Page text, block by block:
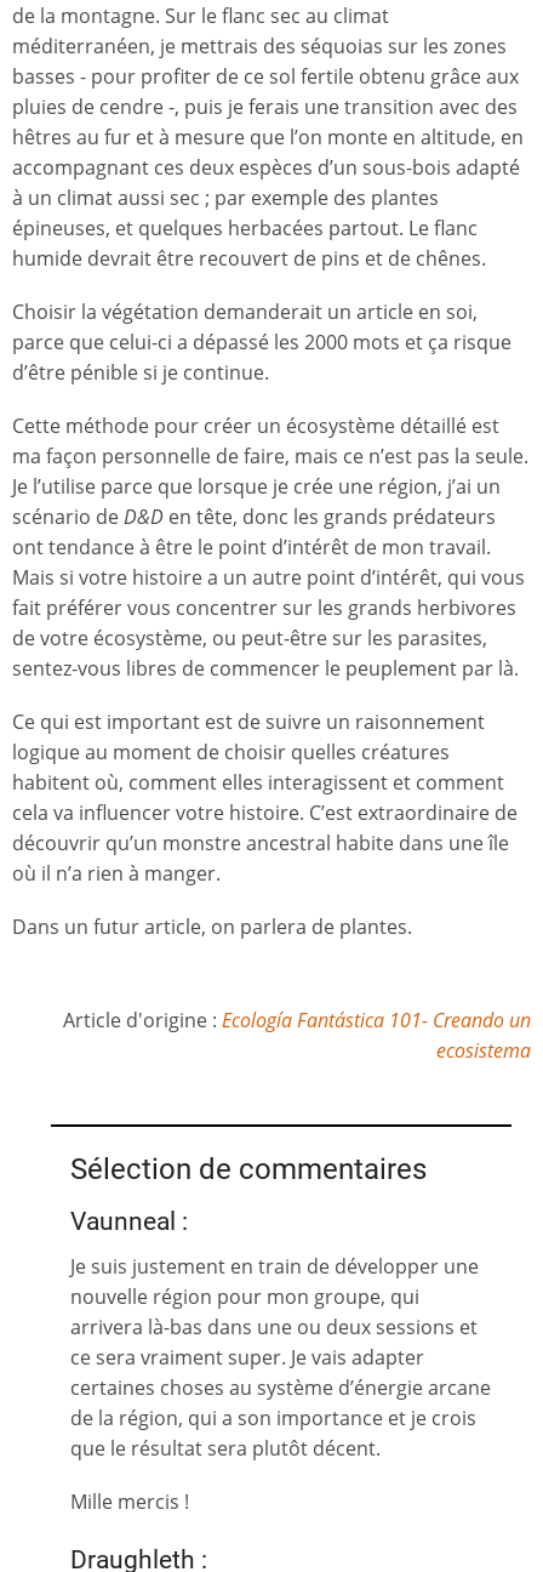
de la montagne. Sur le flanc sec au climat
méditerranéen, je mettrais des séquoias sur les zones
basses - pour profiter de ce sol fertile obtenu grâce aux
pluies de cendre -, puis je ferais une transition avec des
hêtres au fur et à mesure que l’on monte en altitude, en
accompagnant ces deux espèces d’un sous-bois adapté
à un climat aussi sec ; par exemple des plantes
épineuses, et quelques herbacées partout. Le flanc
humide devrait être recouvert de pins et de chênes.
Choisir la végétation demanderait un article en soi,
parce que celui-ci a dépassé les 2000 mots et ça risque
d’être pénible si je continue.
Cette méthode pour créer un écosystème détaillé est
ma façon personnelle de faire, mais ce n’est pas la seule.
Je l’utilise parce que lorsque je crée une région, j’ai un
scénario deD&D en tête, donc les grands prédateurs
ont tendance à être le point d’intérêt de mon travail.
Mais si votre histoire a un autre point d’intérêt, qui vous
fait préférer vous concentrer sur les grands herbivores
de votre écosystème, ou peut-être sur les parasites,
sentez-vous libres de commencer le peuplement par là.
Ce qui est important est de suivre un raisonnement
logique au moment de choisir quelles créatures
habitent où, comment elles interagissent et comment
cela va influencer votre histoire. C’est extraordinaire de
découvrir qu’un monstre ancestral habite dans une île
où il n’a rien à manger.
Dans un futur article, on parlera de plantes.
Article d'origine : Ecología Fantástica 101- Creando un
ecosistema
Sélection de commentaires
Vaunneal :
Je suis justement en train de développer une
nouvelle région pour mon groupe, qui
arrivera là-bas dans une ou deux sessions et
ce sera vraiment super. Je vais adapter
certaines choses au système d’énergie arcane
de la région, qui a son importance et je crois
que le résultat sera plutôt décent.
Mille mercis !
Draughleth :